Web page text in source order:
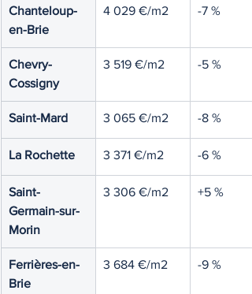
Chanteloup-
en-Brie
4 029 €/m2 -7 %
Chevry-
Cossigny
3 519 €/m2 -5 %
Saint-Mard 3 065 €/m2 -8 %
La Rochette 3 371 €/m2 -6 %
Saint-
Germain-sur-
Morin
3 306 €/m2 +5 %
Ferrières-en-
Brie
3 684 €/m2 -9 %